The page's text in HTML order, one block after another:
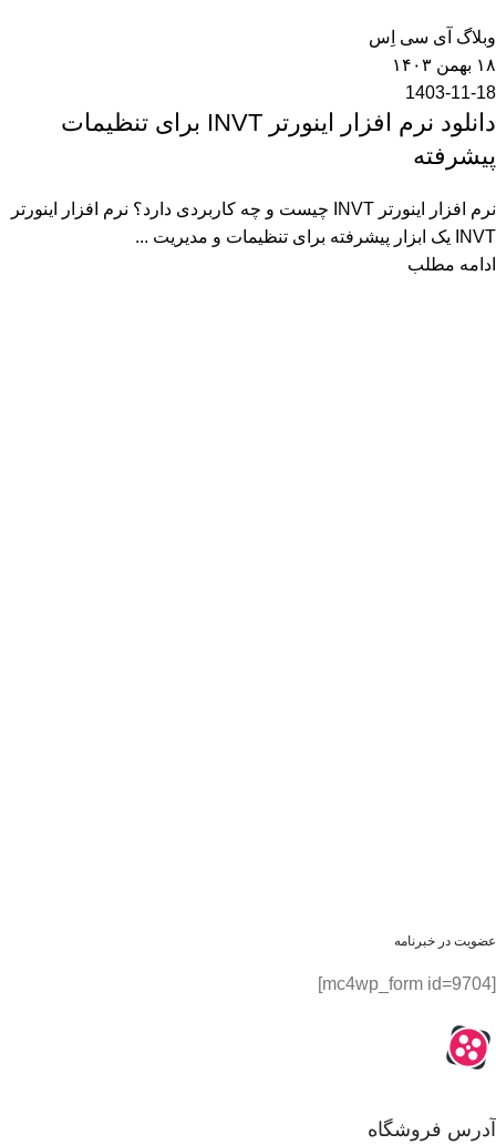
وبلاگ آی سی اِس
۱۸ بهمن ۱۴۰۳
1403-11-18
دانلود نرم افزار اینورتر INVT برای تنظیمات
پیشرفته
نرم افزار اینورتر INVT چیست و چه کاربردی دارد؟ نرم افزار اینورتر
INVT یک ابزار پیشرفته برای تنظیمات و مدیریت ...
ادامه مطلب
عضویت در خبرنامه
[mc4wp_form id=9704]
آدرس فروشگاه